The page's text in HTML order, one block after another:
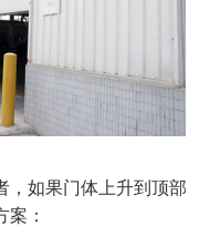
如果门体上升到顶部
：